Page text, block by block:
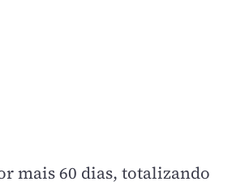
mais 60 dias, totalizando